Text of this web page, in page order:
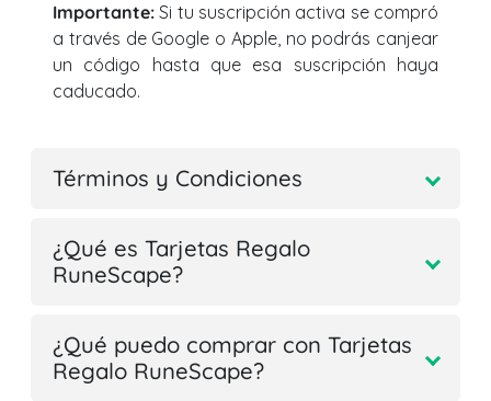
Importante: Si tu suscripción activa se compró
a través de Google o Apple, no podrás canjear
un código hasta que esa suscripción haya
caducado.
Términos y Condiciones
¿Qué es Tarjetas Regalo
RuneScape?
¿Qué puedo comprar con Tarjetas
Regalo RuneScape?